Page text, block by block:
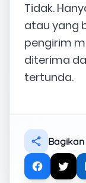
Tidak.
atau yang
pengirim
diterima
tertunda.